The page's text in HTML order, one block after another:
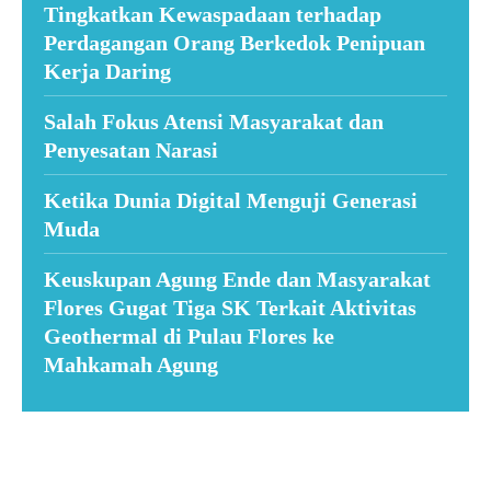
Tingkatkan Kewaspadaan terhadap
Perdagangan Orang Berkedok Penipuan
Kerja Daring
Salah Fokus Atensi Masyarakat dan
Penyesatan Narasi
Ketika Dunia Digital Menguji Generasi
Muda
Keuskupan Agung Ende dan Masyarakat
Flores Gugat Tiga SK Terkait Aktivitas
Geothermal di Pulau Flores ke
Mahkamah Agung